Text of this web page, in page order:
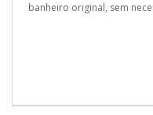
banheiro original, sem